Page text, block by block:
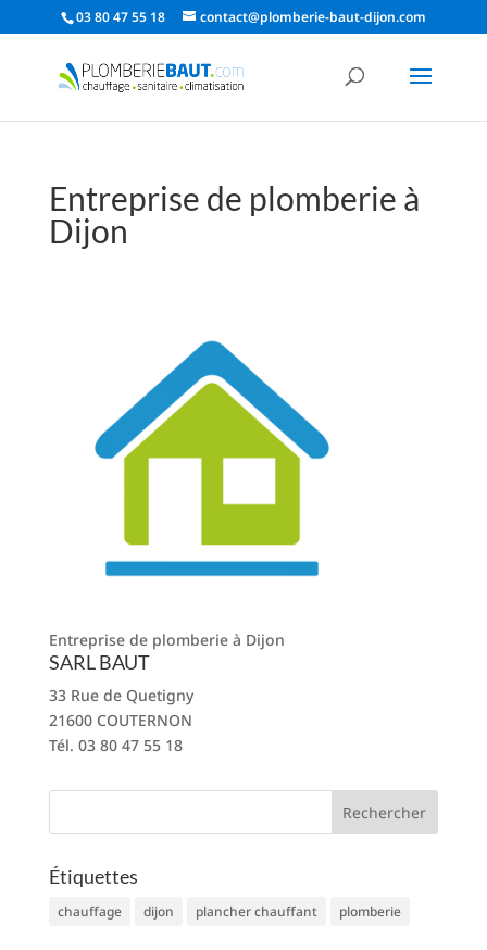
03 80 47 55 18 contact@plomberie-baut-dijon.com
Entreprise de plomberie à
Dijon
Entreprise de plomberie à Dijon
SARL BAUT
33 Rue de Quetigny
21600 COUTERNON
Tél. 03 80 47 55 18
Étiquettes
chauffage dijon plancher chauffant plomberie